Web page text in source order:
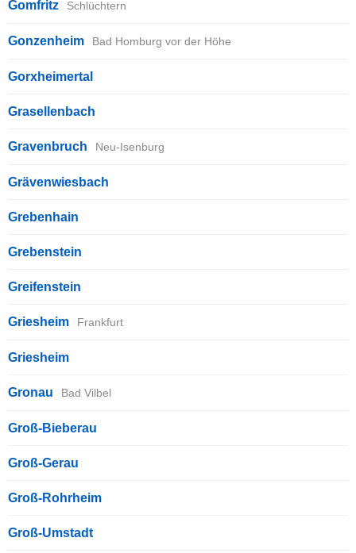
Gomfritz Schlüchtern
Gonzenheim Bad Homburg vor der Höhe
Gorxheimertal
Grasellenbach
Gravenbruch Neu-Isenburg
Grävenwiesbach
Grebenhain
Grebenstein
Greifenstein
Griesheim Frankfurt
Griesheim
Gronau Bad Vilbel
Groß-Bieberau
Groß-Gerau
Groß-Rohrheim
Groß-Umstadt